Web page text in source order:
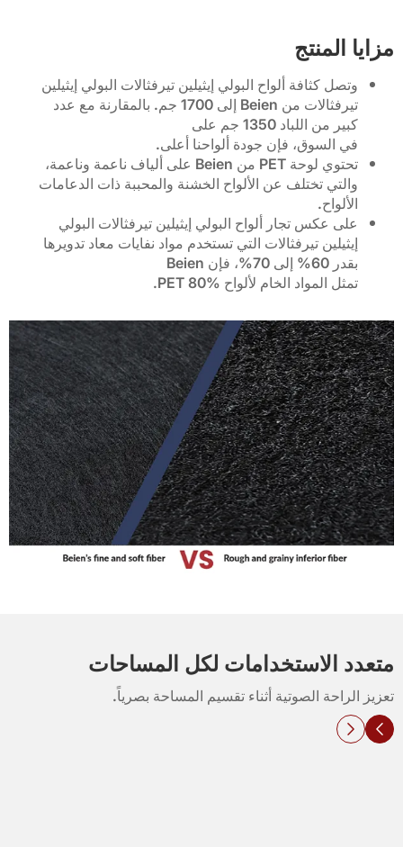
مزايا المنتج
وتصل كثافة ألواح البولي إيثيلين تيرفثالات البولي إيثيلين
تيرفثالات من Beien إلى 1700 جم. بالمقارنة مع عدد
كبير من اللباد 1350 جم على
في السوق، فإن جودة ألواحنا أعلى.
تحتوي لوحة PET من Beien على ألياف ناعمة وناعمة،
والتي تختلف عن الألواح الخشنة والمحببة ذات الدعامات
الألواح.
على عكس تجار ألواح البولي إيثيلين تيرفثالات البولي
إيثيلين تيرفثالات التي تستخدم مواد نفايات معاد تدويرها
بقدر 60% إلى 70%، فإن Beien
تمثل المواد الخام لألواح PET 80%.
متعدد الاستخدامات لكل المساحات
تعزيز الراحة الصوتية أثناء تقسيم المساحة بصرياً.